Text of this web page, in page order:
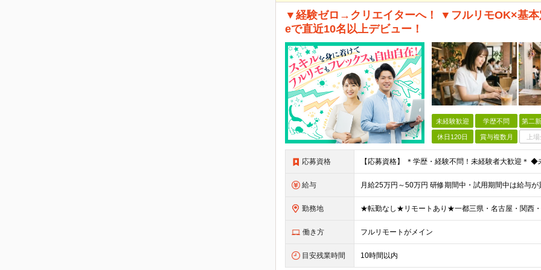
▼経験ゼロ→クリエイターへ！ ▼フルリモOK×基
eで直近10名以上デビュー！
未経験歓迎 学歴不問 第二
休日120日 賞与複数月 上
応募資格
給与
勤務地
働き方 フルリモートがメイン
目安残業時間 10時間以内